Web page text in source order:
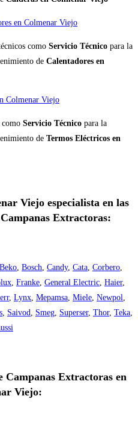
en Colmenar Viejo
como Servicio Técnico para la
de Calentadores en
Colmenar Viejo
Servicio Técnico para la
de Termos Eléctricos en
Viejo especialista en las
Extractoras:
Beko, Bosch, Candy, Cata, Corbero,
, Franke, General Electric, Haier,
, Lynx, Mepamsa, Miele, Newpol,
, Saivod, Smeg, Superser, Thor, Teka,
Campanas Extractoras en
Viejo: